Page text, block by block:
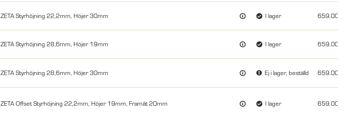
ZETA Styrhöjning 22,2mm, Höjer 30mm I lager 659.00
ZETA Styrhöjning 28,6mm, Höjer 19mm I lager 659.00
ZETA Styrhöjning 28,6mm, Höjer 30mm Ej i lager, beställd 659.00
ZETA Offset Styrhöjning 22,2mm, Höjer 19mm, Framåt 20mm I lager 659.00